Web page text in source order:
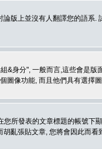
版上並沒有人翻譯您的語
&身分", 一般而言,這些會是
圖像功能, 而且他們具有選
所發表的文章標題的帳號
亂張貼文章, 您將會因此而